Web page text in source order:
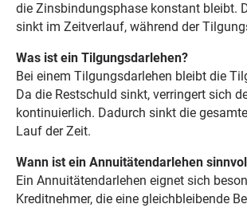
die Zinsbindungsphase konstant bleibt.
sinkt im Zeitverlauf, während der
Was ist ein Tilgungsdarlehen?
Bei einem Tilgungsdarlehen bleibt die
Da die Restschuld sinkt, verringert sich
kontinuierlich. Dadurch sinkt die
Lauf der Zeit.
Wann ist ein Annuitätendarlehen
Ein Annuitätendarlehen eignet sich
Kreditnehmer, die eine gleichbleibende